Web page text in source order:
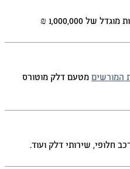
1,000,000 ₪
מטעם דלק מוטורס
חלופי, שירותי דלק ועוד.